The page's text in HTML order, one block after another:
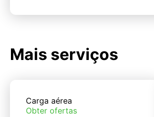
Mais serviços
Carga aérea
Obter ofertas